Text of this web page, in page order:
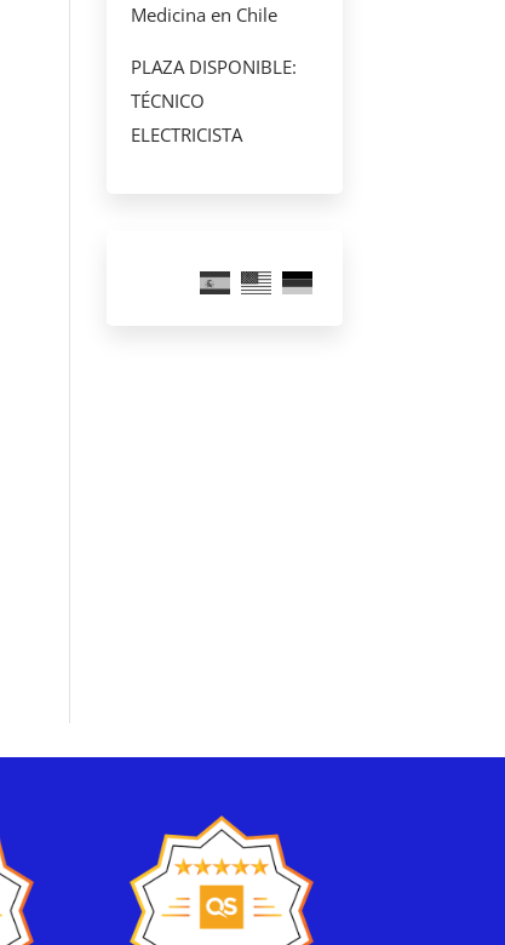
Medicina en Chile
PLAZA DISPONIBLE:
TÉCNICO
ELECTRICISTA